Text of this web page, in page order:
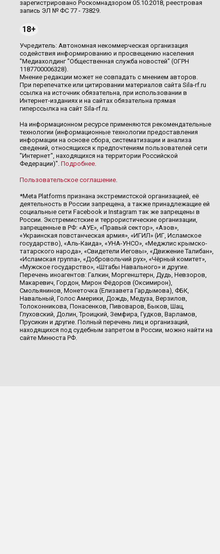
зарегистрировано Роскомнадзором 05.10.2018, реестровая
запись ЭЛ № ФС 77 - 73829.
18+
Учредитель: Автономная некоммерческая организация
содействия информированию и просвещению населения
"Медиахолдинг "Общественная служба новостей" (ОГРН
1187700006328).
Мнение редакции может не совпадать с мнением авторов.
При перепечатке или цитировании материалов сайта Sila-rf.ru
ссылка на источник обязательна, при использовании в
Интернет-изданиях и на сайтах обязательна прямая
гиперссылка на сайт Sila-rf.ru.
На информационном ресурсе применяются рекомендательные
технологии (информационные технологии предоставления
информации на основе сбора, систематизации и анализа
сведений, относящихся к предпочтениям пользователей сети
"Интернет", находящихся на территории Российской
Федерации)". Подробнее.
Пользовательское соглашение.
*Meta Platforms признана экстремистской организацией, её
деятельность в России запрещена, а также принадлежащие ей
социальные сети Facebook и Instagram так же запрещены в
России. Экстремистские и террористические организации,
запрещенные в РФ: «АУЕ», «Правый сектор», «Азов»,
«Украинская повстанческая армия», «ИГИЛ» (ИГ, Исламское
государство), «Аль-Каида», «УНА-УНСО», «Меджлис крымско-
татарского народа», «Свидетели Иеговы», «Движение Талибан»,
«Исламская группа», «Добровольчий рух», «Чёрный комитет»,
«Мужское государство», «Штабы Навального» и другие.
Перечень иноагентов: Галкин, Моргенштерн, Дудь, Невзоров,
Макаревич, Гордон, Мирон Фёдоров (Оксимирон),
Смольянинов, Монеточка (Елизавета Гардымова), ФБК,
Навальный, Голос Америки, Дождь, Медуза, Верзилов,
Толоконникова, Понасенков, Пивоваров, Быков, Шац,
Глуховский, Долин, Троицкий, Земфира, Гудков, Варламов,
Прусикин и другие. Полный перечень лиц и организаций,
находящихся под судебным запретом в России, можно найти на
сайте Минюста РФ.